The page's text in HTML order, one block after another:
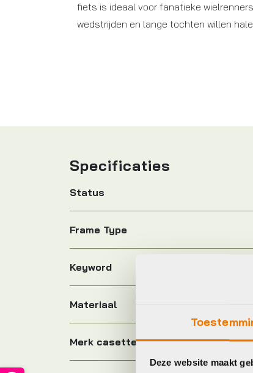
Deze website maakt
fiets is ideaal voor fanatieke
wedstrijden en lange tochten willen
Specificaties
Status
Frame Type
Keyword
Materiaal
Merk casette